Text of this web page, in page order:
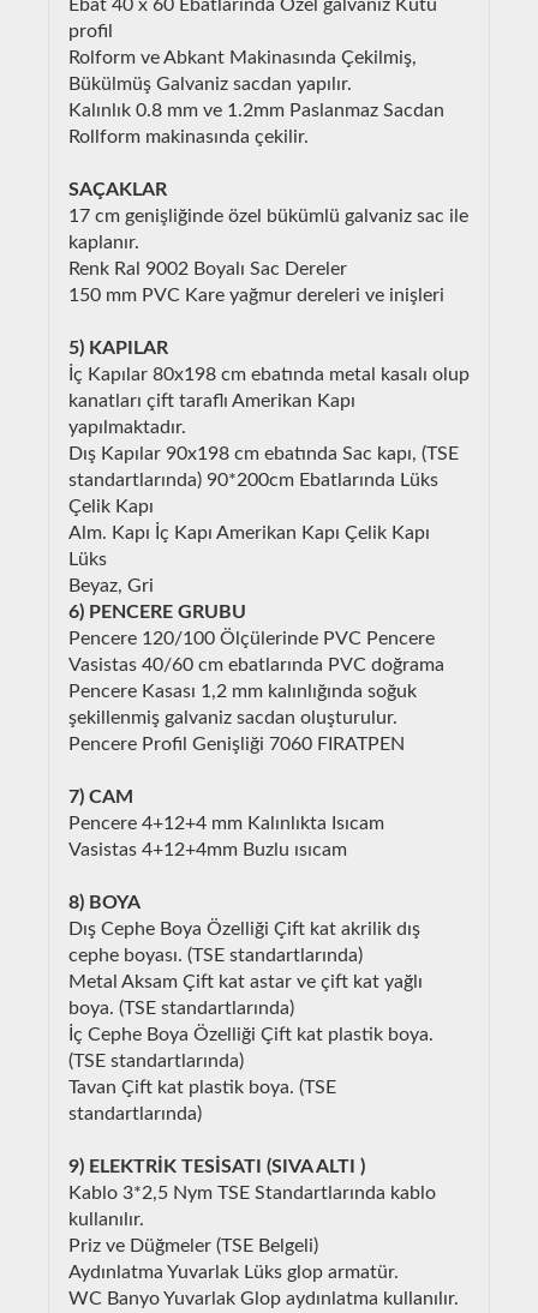
Ebat 40 x 60 Ebatlarında Özel galvaniz Kutu
profil
Rolform ve Abkant Makinasında Çekilmiş,
Bükülmüş Galvaniz sacdan yapılır.
Kalınlık 0.8 mm ve 1.2mm Paslanmaz Sacdan
Rollform makinasında çekilir.
SAÇAKLAR
17 cm genişliğinde özel bükümlü galvaniz sac ile
kaplanır.
Renk Ral 9002 Boyalı Sac Dereler
150 mm PVC Kare yağmur dereleri ve inişleri
5) KAPILAR
İç Kapılar 80x198 cm ebatında metal kasalı olup
kanatları çift taraflı Amerikan Kapı
yapılmaktadır.
Dış Kapılar 90x198 cm ebatında Sac kapı, (TSE
standartlarında) 90*200cm Ebatlarında Lüks
Çelik Kapı
Alm. Kapı İç Kapı Amerikan Kapı Çelik Kapı
Lüks
Beyaz, Gri
6) PENCERE GRUBU
Pencere 120/100 Ölçülerinde PVC Pencere
Vasistas 40/60 cm ebatlarında PVC doğrama
Pencere Kasası 1,2 mm kalınlığında soğuk
şekillenmiş galvaniz sacdan oluşturulur.
Pencere Profil Genişliği 7060 FIRATPEN
7) CAM
Pencere 4+12+4 mm Kalınlıkta Isıcam
Vasistas 4+12+4mm Buzlu ısıcam
8) BOYA
Dış Cephe Boya Özelliği Çift kat akrilik dış
cephe boyası. (TSE standartlarında)
Metal Aksam Çift kat astar ve çift kat yağlı
boya. (TSE standartlarında)
İç Cephe Boya Özelliği Çift kat plastik boya.
(TSE standartlarında)
Tavan Çift kat plastik boya. (TSE
standartlarında)
9) ELEKTRİK TESİSATI (SIVA ALTI )
Kablo 3*2,5 Nym TSE Standartlarında kablo
kullanılır.
Priz ve Düğmeler (TSE Belgeli)
Aydınlatma Yuvarlak Lüks glop armatür.
WC Banyo Yuvarlak Glop aydınlatma kullanılır.